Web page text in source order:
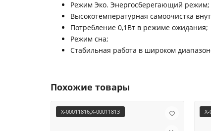
Режим Эко. Энергосберегающий режим;
Высокотемпературная самоочистка
Потребление 0,1Вт в режиме ожидания;
Режим сна;
Стабильная работа в широком
Похожие товары
X-00011816,X-00011813 X-